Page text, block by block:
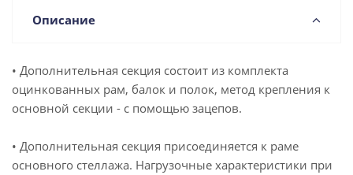
Описание
• Дополнительная секция состоит из комплекта
оцинкованных рам, балок и полок, метод крепления к
основной секции - с помощью зацепов.
• Дополнительная секция присоединяется к раме
основного стеллажа. Нагрузочные характеристики при